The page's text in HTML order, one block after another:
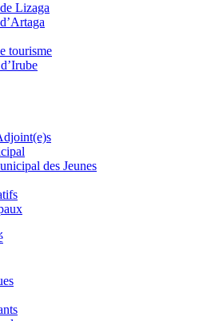
Lizaga
tourisme
des Jeunes